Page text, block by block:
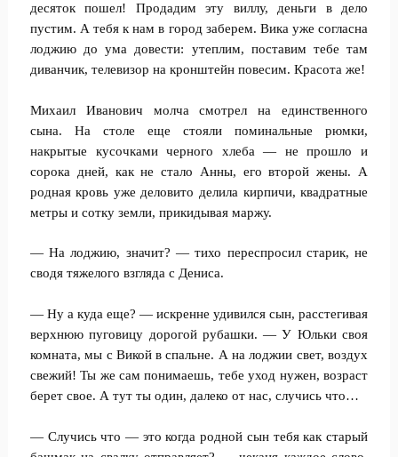
десяток пошел! Продадим эту виллу, деньги в дело
пустим. А тебя к нам в город заберем. Вика уже согласна
лоджию до ума довести: утеплим, поставим тебе там
диванчик, телевизор на кронштейн повесим. Красота же!
Михаил Иванович молча смотрел на единственного
сына. На столе еще стояли поминальные рюмки,
накрытые кусочками черного хлеба — не прошло и
сорока дней, как не стало Анны, его второй жены. А
родная кровь уже деловито делила кирпичи, квадратные
метры и сотку земли, прикидывая маржу.
— На лоджию, значит? — тихо переспросил старик, не
сводя тяжелого взгляда с Дениса.
— Ну а куда еще? — искренне удивился сын, расстегивая
верхнюю пуговицу дорогой рубашки. — У Юльки своя
комната, мы с Викой в спальне. А на лоджии свет, воздух
свежий! Ты же сам понимаешь, тебе уход нужен, возраст
берет свое. А тут ты один, далеко от нас, случись что…
— Случись что — это когда родной сын тебя как старый